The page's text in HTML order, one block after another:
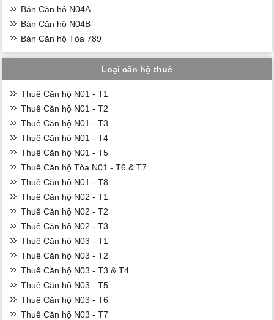
Bán Căn hộ N04A
Bán Căn hộ N04B
Bán Căn hộ Tòa 789
Loại căn hộ thuê
Thuê Căn hộ N01 - T1
Thuê Căn hộ N01 - T2
Thuê Căn hộ N01 - T3
Thuê Căn hộ N01 - T4
Thuê Căn hộ N01 - T5
Thuê Căn hộ Tòa N01 - T6 & T7
Thuê Căn hộ N01 - T8
Thuê Căn hộ N02 - T1
Thuê Căn hộ N02 - T2
Thuê Căn hộ N02 - T3
Thuê Căn hộ N03 - T1
Thuê Căn hộ N03 - T2
Thuê Căn hộ N03 - T3 & T4
Thuê Căn hộ N03 - T5
Thuê Căn hộ N03 - T6
Thuê Căn hộ N03 - T7